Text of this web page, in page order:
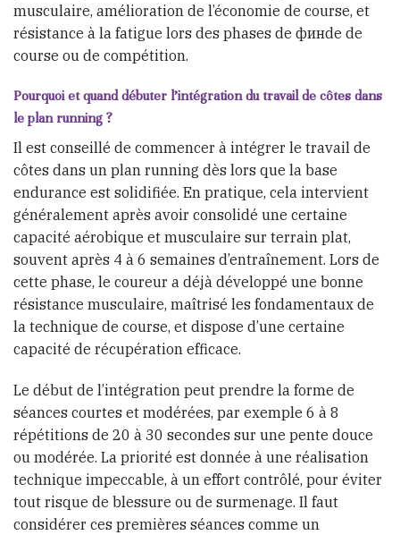
musculaire, amélioration de l’économie de course, et
résistance à la fatigue lors des phases de финde de
course ou de compétition.
Pourquoi et quand débuter l’intégration du travail de côtes dans
le plan running ?
Il est conseillé de commencer à intégrer le travail de
côtes dans un plan running dès lors que la base
endurance est solidifiée. En pratique, cela intervient
généralement après avoir consolidé une certaine
capacité aérobique et musculaire sur terrain plat,
souvent après 4 à 6 semaines d’entraînement. Lors de
cette phase, le coureur a déjà développé une bonne
résistance musculaire, maîtrisé les fondamentaux de
la technique de course, et dispose d’une certaine
capacité de récupération efficace.
Le début de l’intégration peut prendre la forme de
séances courtes et modérées, par exemple 6 à 8
répétitions de 20 à 30 secondes sur une pente douce
ou modérée. La priorité est donnée à une réalisation
technique impeccable, à un effort contrôlé, pour éviter
tout risque de blessure ou de surmenage. Il faut
considérer ces premières séances comme un